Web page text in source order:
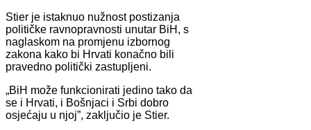
Stier je istaknuo nužnost postizanja
političke ravnopravnosti unutar BiH, s
naglaskom na promjenu izbornog
zakona kako bi Hrvati konačno bili
pravedno politički zastupljeni.
„BiH može funkcionirati jedino tako da
se i Hrvati, i Bošnjaci i Srbi dobro
osjećaju u njoj”, zaključio je Stier.